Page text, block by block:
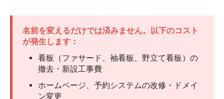
名前を変えるだけでは済みません。以下のコスト
が発生します：
看板（ファサード、袖看板、野立て看板）の
撤去・新設工事費
ホームページ、予約システムの改修・ドメイ
ン変更